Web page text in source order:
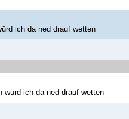
ich da ned drauf wetten
würd ich da ned drauf wetten